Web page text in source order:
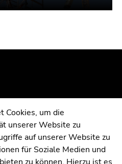
Cookies, um die
unserer Website zu
auf unserer Website zu
für Soziale Medien und